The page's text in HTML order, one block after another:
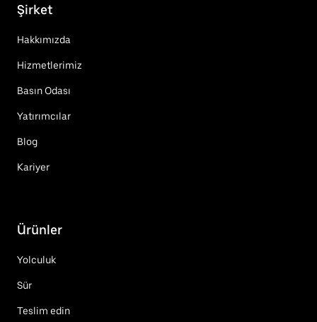
Şirket
Hakkımızda
Hizmetlerimiz
Basın Odası
Yatırımcılar
Blog
Kariyer
Ürünler
Yolculuk
Sür
Teslim edin